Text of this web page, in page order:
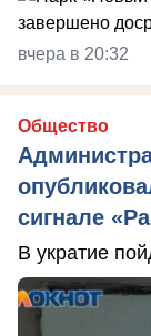
вчера в 20:32
Общество
сигнале
В укратие